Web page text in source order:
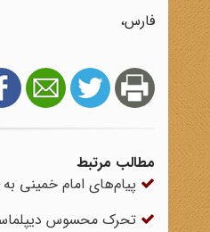
فارس،
مطالب مرتبط
پیام‌های امام خمینی به ملت
تحرک محسوس